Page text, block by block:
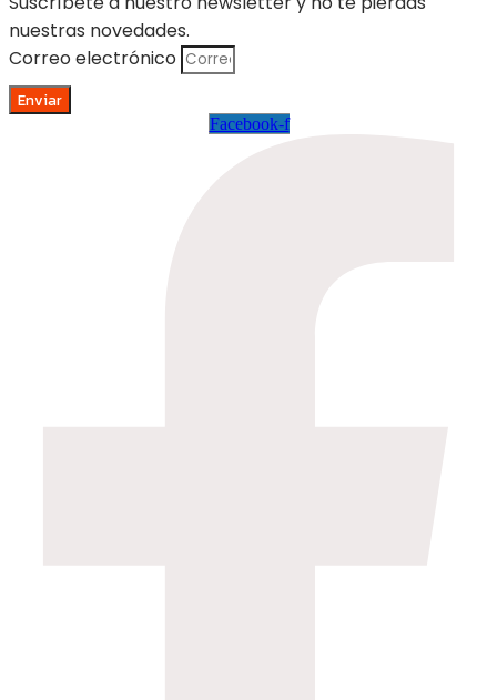
nuestras novedades.
Correo electrónico
Enviar
Facebook-f